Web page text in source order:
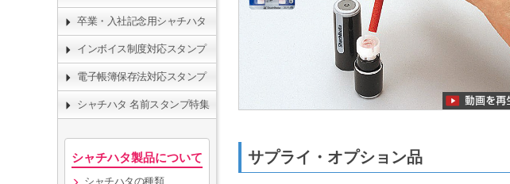
サプライ・オプション品
卒業・入社記念用シャチハタ
インボイス制度対応スタンプ
電子帳簿保存法対応スタンプ
シャチハタ 名前スタンプ特集
シャチハタ製品について
シャチハタの種類